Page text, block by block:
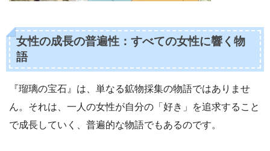
女性の成長の普遍性：すべての女性に響く物
語
『瑠璃の宝石』は、単なる鉱物採集の物語ではありませ
ん。それは、一人の女性が自分の「好き」を追求すること
で成長していく、普遍的な物語でもあるのです。